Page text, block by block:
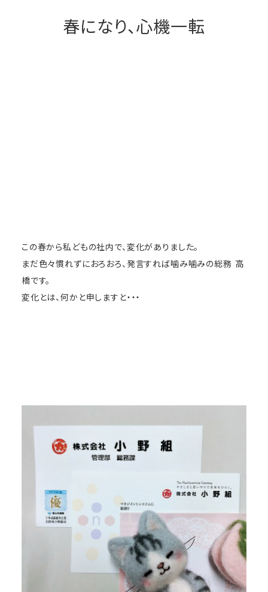
春になり、心機一転
この春から私どもの社内で、変化がありました。
まだ色々慣れずにおろおろ、発言すれば噛み噛みの総務 高
橋です。
変化とは、何かと申しますと・・・